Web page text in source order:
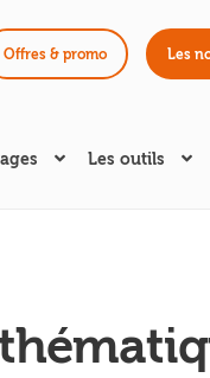
Offres & promo Les
Les outils